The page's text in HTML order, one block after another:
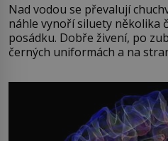
Nad vodou se převalují
náhle vynoří siluety několika
posádku. Dobře živení, po
černých uniformách a na
přízračná scéna znamená?
světová válka se chýlí ke